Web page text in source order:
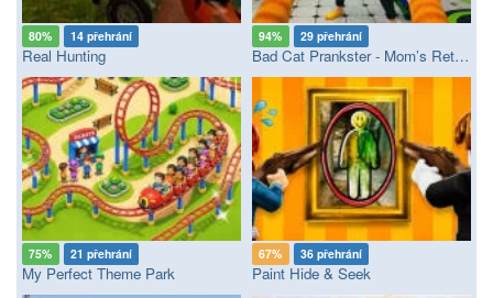
80% 14 přehrání
Real Hunting
94% 29 přehrání
Bad Cat Prankster - Mom’s Return
75% 21 přehrání
My Perfect Theme Park
67% 36 přehrání
Paint Hide & Seek